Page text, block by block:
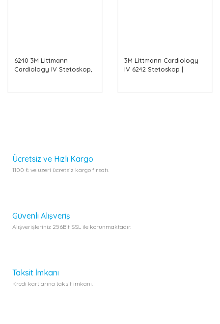
6240 3M Littmann
Cardiology IV Stetoskop,
3M Littmann Cardiology
IV 6242 Stetoskop |
Ücretsiz ve Hızlı Kargo
1100 ₺ ve üzeri ücretsiz kargo fırsatı.
Güvenli Alışveriş
Alışverişleriniz 256Bit SSL ile korunmaktadır.
Taksit İmkanı
Kredi kartlarına taksit imkanı.